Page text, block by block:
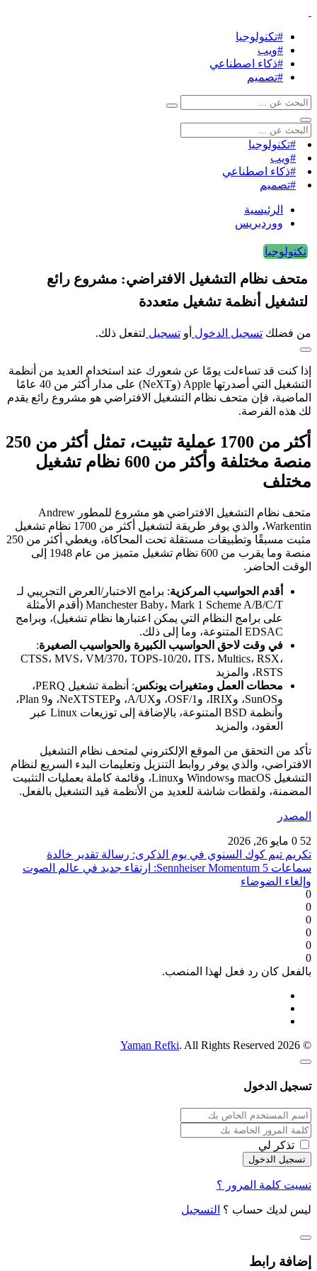
#تكنولوجيا
#ويب
#ذكاء اصطناعي
#تصميم
#تكنولوجيا
#ويب
#ذكاء اصطناعي
#تصميم
الرئيسية
ووردبريس
تكتولوجيا
متحف نظام التشغيل الافتراضي: مشروع رائع
لتشغيل أنظمة تشغيل متعددة
من فضلك تسجيل الدخول أو تسجيل لتفعل ذلك.
إذا كنت قد تساءلت يومًا عن شعورك عند استخدام العديد من أنظمة
التشغيل التي أصدرتها Apple (وNeXT) على مدار أكثر من 40 عامًا
الماضية، فإن متحف نظام التشغيل الافتراضي هو مشروع رائع يقدم
لك هذه الفرصة.
أكثر من 1700 عملية تثبيت، تمثل أكثر من 250
منصة مختلفة وأكثر من 600 نظام تشغيل
مختلف
متحف نظام التشغيل الافتراضي هو مشروع للمطور Andrew
Warkentin، والذي يوفر طريقة لتشغيل أكثر من 1700 نظام تشغيل
مثبت مسبقًا وتطبيقات مستقلة تحت المحاكاة، ويغطي أكثر من 250
منصة وما يقرب من 600 نظام تشغيل متميز من عام 1948 إلى
الوقت الحاضر.
أقدم الحواسيب المركزية: برامج الاختبار/العرض التجريبي لـ
Manchester Baby، Mark 1 Scheme A/B/C/T (أقدم الأمثلة
على برامج النظام التي يمكن اعتبارها نظام تشغيل)، وبرامج
EDSAC المتنوعة، وما إلى ذلك.
في وقت لاحق الحواسيب الكبيرة والحواسيب الصغيرة:
CTSS، MVS، VM/370، TOPS-10/20، ITS، Multics، RSX،
RSTS، والمزيد
محطات العمل ومتغيرات يونكس
: أنظمة تشغيل PERQ،
وSunOS، وIRIX، وOSF/1، وA/UX، وNeXTSTEP، وPlan 9،
وأنظمة BSD المتنوعة، بالإضافة إلى توزيعات Linux عبر
العقود، والمزيد
تأكد من التحقق من الموقع الإلكتروني لمتحف نظام التشغيل
الافتراضي، والذي يوفر روابط التنزيل وتعليمات البدء السريع لنظام
التشغيل macOS وWindows وLinux، وقائمة كاملة بعمليات التثبيت
المضمنة، ولقطات شاشة للعديد من الأنظمة قيد التشغيل بالفعل.
المصدر
52
0 مايو 26, 2026
تكريم تيم كوك السنوي في يوم الذكرى: رسالة تقدير خالدة
سماعات Sennheiser Momentum 5: ارتقاء جديد في عالم الصوت
وإلغاء الضوضاء
0
0
0
0
0
0
بالفعل كان رد فعل لهذا المنصب.
© 2026
Yaman Refki. All Rights Reserved
تسجيل الدخول
تذكر لي
نسيت كلمة المرور ؟
ليس لديك حساب ؟ التسجيل
إضافة رابط